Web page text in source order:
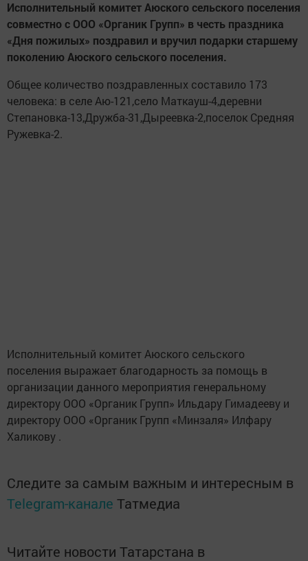
Исполнительный комитет Аюского сельского поселения
совместно с ООО «Органик Групп» в честь праздника
«Дня пожилых» поздравил и вручил подарки старшему
поколению Аюского сельского поселения.
Общее количество поздравленных составило 173
человека: в селе Аю-121,село Маткауш-4,деревни
Степановка-13,Дружба-31,Дыреевка-2,поселок Средняя
Ружевка-2.
Исполнительный комитет Аюского сельского
поселения выражает благодарность за помощь в
организации данного мероприятия генеральному
директору ООО «Органик Групп» Ильдару Гимадееву и
директору ООО «Органик Групп «Минзаля» Илфару
Халикову .
Следите за самым важным и интересным в
Telegram-канале Татмедиа
Читайте новости Татарстана в